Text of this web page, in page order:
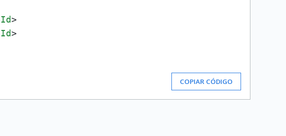
>
>
COPIAR CÓDIGO